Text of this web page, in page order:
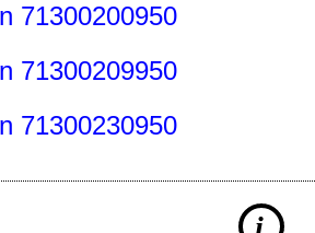
71300200950
71300209950
71300230950